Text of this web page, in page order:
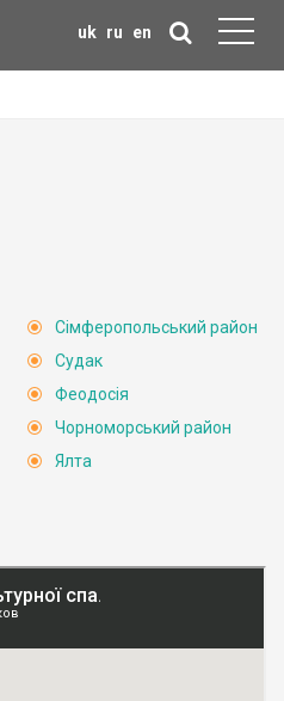
uk ru en
Сімферопольський район
Судак
Феодосія
Чорноморський район
Ялта